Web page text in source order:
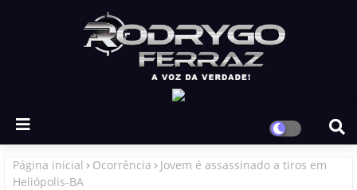
Página inicial Ocorrência
Jovem é assassinado a tiros em
Heliópolis-BA